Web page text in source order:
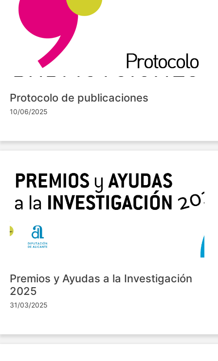
Protocolo de publicaciones
10/06/2025
Premios y Ayudas a la Investigación
2025
31/03/2025